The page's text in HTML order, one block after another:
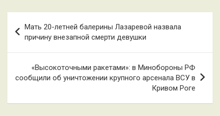
по
записям
Мать 20-летней балерины Лазаревой назвала
причину внезапной смерти девушки
«Высокоточными ракетами»: в Минобороны РФ
сообщили об уничтожении крупного арсенала ВСУ в
Кривом Роге